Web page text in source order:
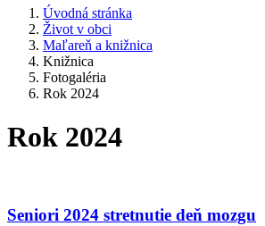
Úvodná stránka
Život v obci
Maľareň a knižnica
Knižnica
Fotogaléria
Rok 2024
Rok 2024
Seniori 2024 stretnutie deň mozgu